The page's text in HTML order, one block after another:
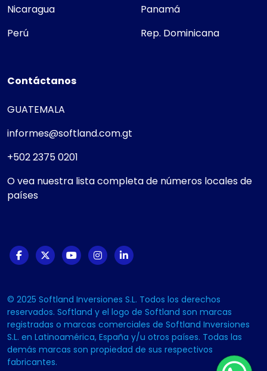
Nicaragua
Panamá
Perú
Rep. Dominicana
Contáctanos
GUATEMALA
informes@softland.com.gt
+502 2375 0201
O vea nuestra lista completa de números locales de
países
© 2025 Softland Inversiones S.L. Todos los derechos
reservados. Softland y el logo de Softland son marcas
registradas o marcas comerciales de Softland Inversiones
S.L. en Latinoamérica, España y/u otros países. Todas las
demás marcas son propiedad de sus respectivos
fabricantes.